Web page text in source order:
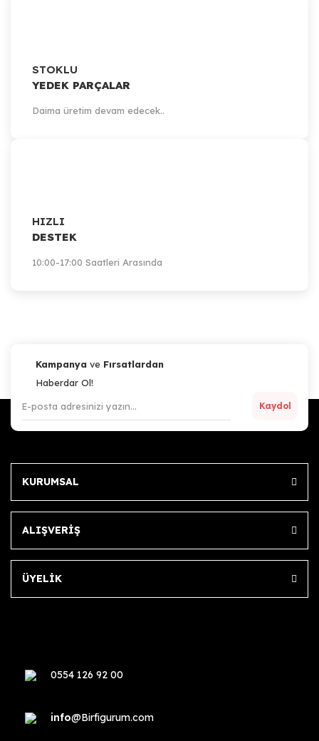
STOKLU
YEDEK PARÇALAR
Daima üretim devam edecek..
HIZLI
DESTEK
10:00-17:00 Saatleri Arasında
Kampanya ve Fırsatlardan
Haberdar Ol!
Kaydol
KURUMSAL
ALIŞVERİŞ
ÜYELİK
0554 126 92 00
info@Birfigurum.com